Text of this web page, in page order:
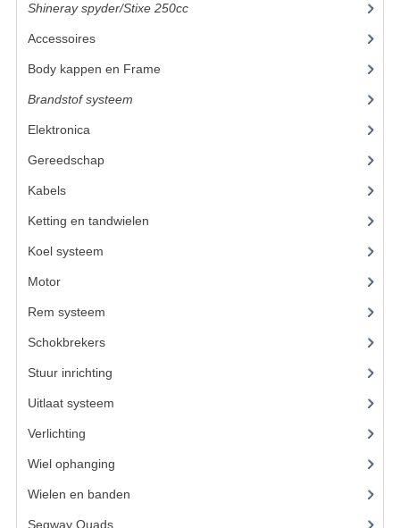
Shineray spyder/Stixe 250cc(306)
Accessoires(52)
Body kappen en Frame
Brandstof systeem
Elektronica
Gereedschap(8)
Kabels(6)
Ketting en tandwielen
Koel systeem
Motor(59)
Rem systeem
Schokbrekers(11)
Stuur inrichting
Uitlaat systeem
Verlichting
Wiel ophanging
Wielen en banden
Segway Quads(6)